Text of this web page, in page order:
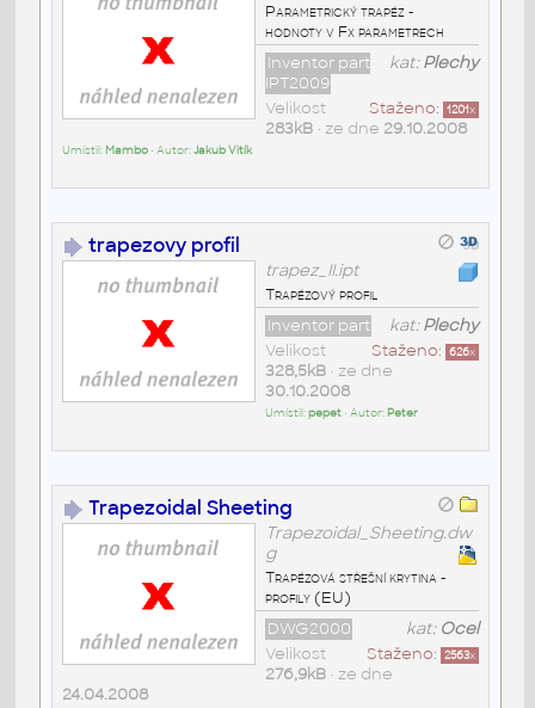
Parametrický trapéz -
hodnoty v Fx parametrech
kat:Plechy
Inventor part
IPT2009
Staženo: 1201x
Velikost
283kB• ze dne 29.10.2008
Umístil: Mambo• Autor:Jakub Vitík
trapezovy profil
trapez_II.ipt
Trapézový profil
kat:Plechy
Inventor part
Staženo: 626x
Velikost
328,5kB• ze dne
30.10.2008
Umístil:pepet• Autor: Peter
Trapezoidal Sheeting
Trapezoidal_Sheeting.dw
g
Trapézová střešní krytina -
profily (EU)
kat: Ocel
DWG2000
Staženo: 2563x
Velikost
276,9kB• ze dne
24.04.2008